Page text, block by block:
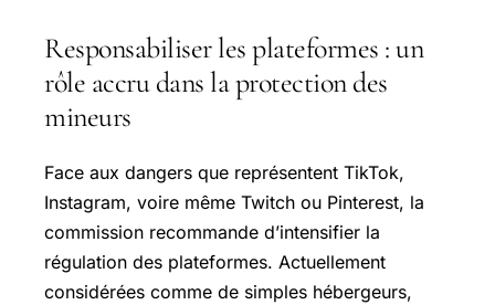
Responsabiliser les plateformes : un
rôle accru dans la protection des
mineurs
Face aux dangers que représentent TikTok,
Instagram, voire même Twitch ou Pinterest, la
commission recommande d’intensifier la
régulation des plateformes. Actuellement
considérées comme de simples hébergeurs,